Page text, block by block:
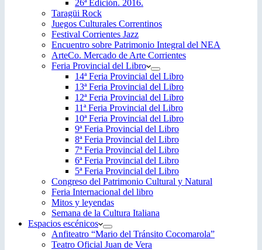
26ª Edición. 2016.
Taragüi Rock
Juegos Culturales Correntinos
Festival Corrientes Jazz
Encuentro sobre Patrimonio Integral del NEA
ArteCo. Mercado de Arte Corrientes
Feria Provincial del Libro
14ª Feria Provincial del Libro
13ª Feria Provincial del Libro
12ª Feria Provincial del Libro
11ª Feria Provincial del Libro
10ª Feria Provincial del Libro
9ª Feria Provincial del Libro
8ª Feria Provincial del Libro
7ª Feria Provincial del Libro
6ª Feria Provincial del Libro
5ª Feria Provincial del Libro
Congreso del Patrimonio Cultural y Natural
Feria Internacional del libro
Mitos y leyendas
Semana de la Cultura Italiana
Espacios escénicos
Anfiteatro “Mario del Tránsito Cocomarola”
Teatro Oficial Juan de Vera